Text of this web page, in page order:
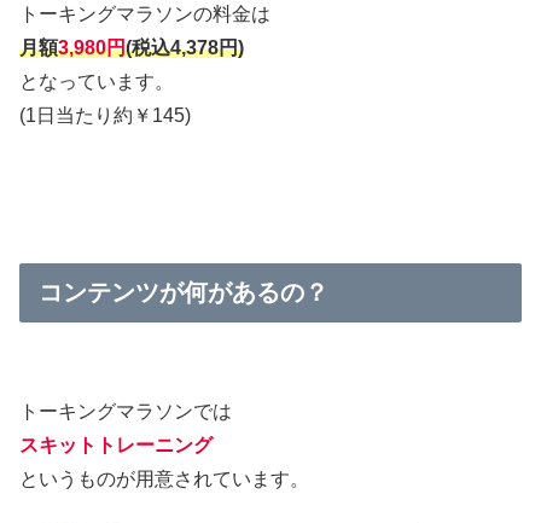
トーキングマラソンの料金は
月額3,980円(税込4,378円)
となっています。
(1日当たり約￥145)
コンテンツが何があるの？
トーキングマラソンでは
スキットトレーニング
というものが用意されています。